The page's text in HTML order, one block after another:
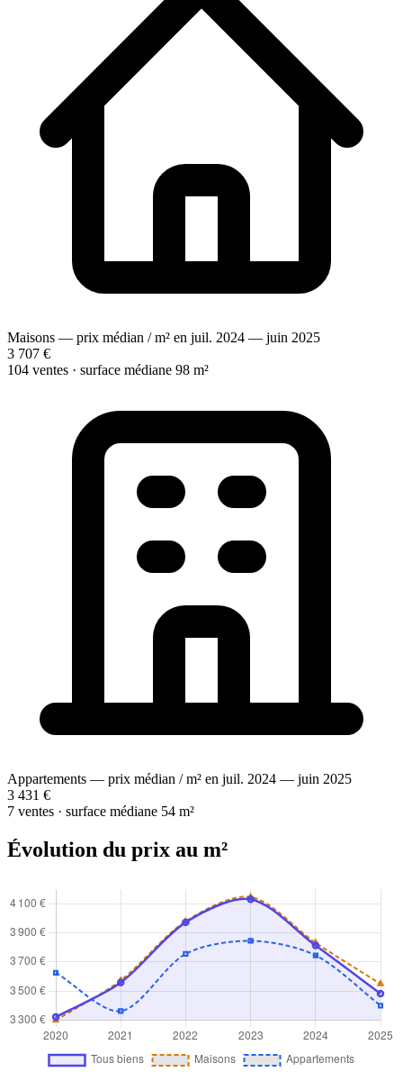
Maisons — prix médian / m² en juil. 2024 — juin 2025
3 707 €
104 ventes · surface médiane 98 m²
Appartements — prix médian / m² en juil. 2024 — juin 2025
3 431 €
7 ventes · surface médiane 54 m²
Évolution du prix au m²